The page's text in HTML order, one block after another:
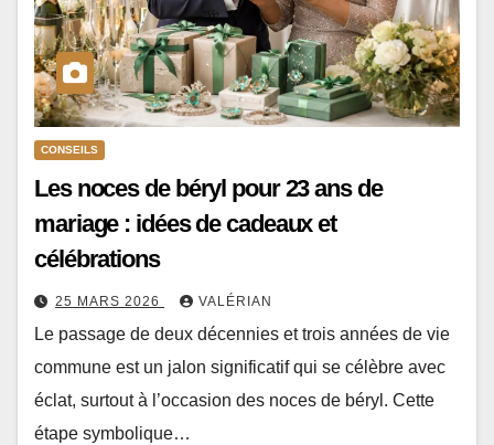
CONSEILS
Les noces de béryl pour 23 ans de
mariage : idées de cadeaux et
célébrations
25 MARS 2026 VALÉRIAN
Le passage de deux décennies et trois années de vie
commune est un jalon significatif qui se célèbre avec
éclat, surtout à l’occasion des noces de béryl. Cette
étape symbolique…